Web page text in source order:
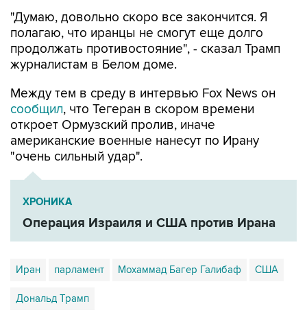
"Думаю, довольно скоро все закончится. Я
полагаю, что иранцы не смогут еще долго
продолжать противостояние", - сказал Трамп
журналистам в Белом доме.
Между тем в среду в интервью Fox News он
сообщил, что Тегеран в скором времени
откроет Ормузский пролив, иначе
американские военные нанесут по Ирану
"очень сильный удар".
ХРОНИКА
Операция Израиля и США против Ирана
Иран парламент Мохаммад Багер Галибаф США
Дональд Трамп